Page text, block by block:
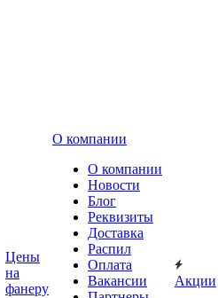
Цены
на
фанеру
О компании
О компании
Новости
Блог
Реквизиты
Доставка
Распил
Оплата
Вакансии
Акции